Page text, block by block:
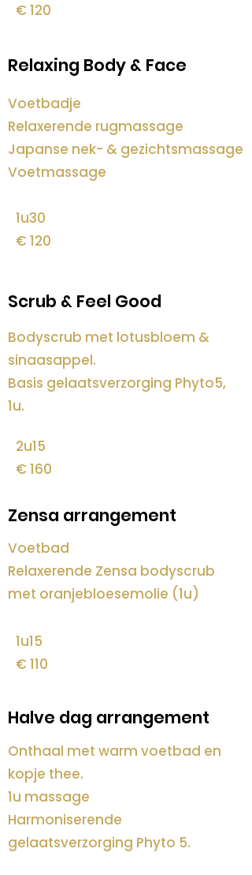
€ 120
Relaxing Body & Face
Voetbadje
Relaxerende rugmassage
Japanse nek- & gezichtsmassage
Voetmassage
1u30
€ 120
Scrub & Feel Good
Bodyscrub met lotusbloem &
sinaasappel.
Basis gelaatsverzorging Phyto5,
1u.
2u15
€ 160
Zensa arrangement
Voetbad
Relaxerende Zensa bodyscrub
met oranjebloesemolie (1u)
1u15
€ 110
Halve dag arrangement
Onthaal met warm voetbad en
kopje thee.
1u massage
Harmoniserende
gelaatsverzorging Phyto 5.